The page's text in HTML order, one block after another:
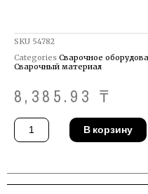
SKU 54782
Categories Сварочное
Сварочный материал
8,385.93 ₸
Количество
товара
Сварочные
700.0170
В корзину